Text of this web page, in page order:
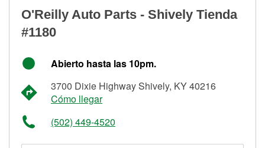
O'Reilly Auto Parts - Shively Tienda
#1180
Abierto hasta las 10pm.
3700 Dixie Highway Shively, KY 40216
Cómo llegar
(502) 449-4520